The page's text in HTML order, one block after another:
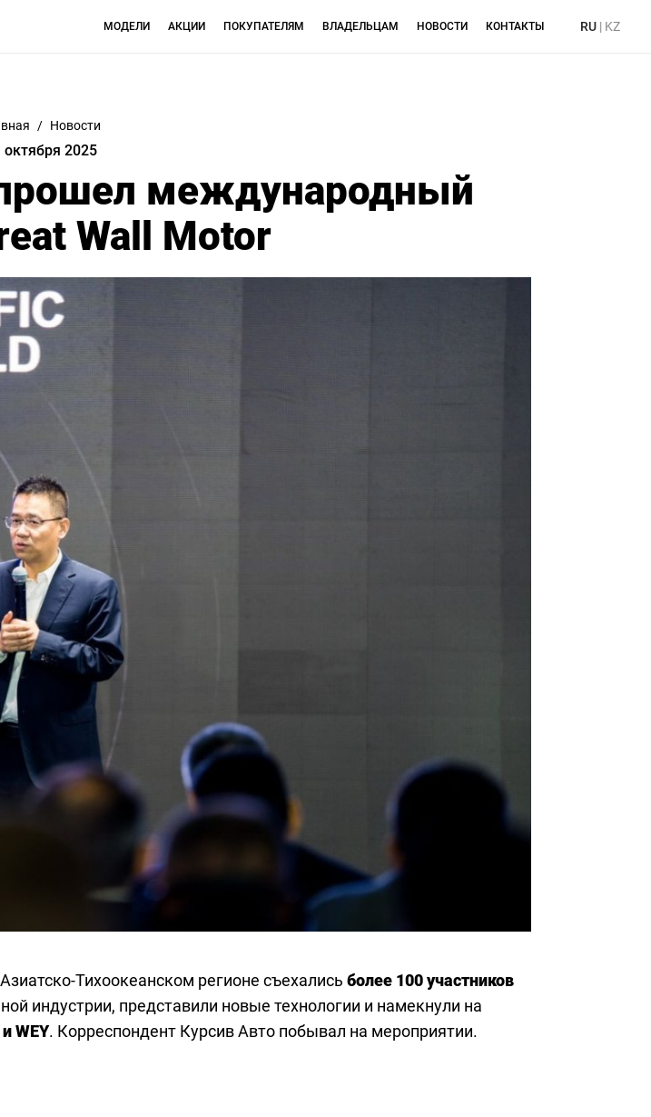
МОДЕЛИ АКЦИИ ПОКУПАТЕЛЯМ ВЛАДЕЛЬЦАМ НОВОСТИ КОНТАКТЫ RU | KZ
/ Новости
октября 2025
международный
Wall Motor
Тихоокеанском регионе съехались более 100 участников
индустрии, представили новые технологии и намекнули на
WEY. Корреспондент Курсив Авто побывал на мероприятии.